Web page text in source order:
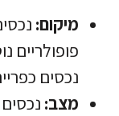
מיקום:
פופולריים
נכסים
מצב: